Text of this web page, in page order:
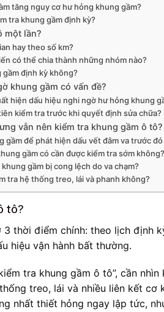
tăng nguy cơ hư hỏng khung gầm?
tra khung gầm định kỳ?
một lần?
hay theo số km?
có thể chia thành những nhóm nào?
định kỳ không?
khung gầm có vấn đề?
hiện dấu hiệu nghi ngờ hư hỏng khung
kiểm tra trước khi quyết định sửa chữa?
vẫn nên kiểm tra khung gầm ô tô?
gầm để phát hiện dấu vết đâm va trước
gầm có cần được kiểm tra sớm không?
gầm bị cong lệch do va chạm?
tra hệ thống treo, lái và phanh không?
tô?
thời điểm chính: theo lịch định
hiệu vận hành bất thường.
tra khung gầm ô tô”, cần
treo, lái và nhiều liên kết cơ
nhất thiết hỏng ngay lập tức,